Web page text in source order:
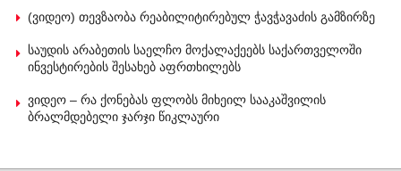
(ვიდეო) თევზაობა რეაბილიტირებულ ჭავჭავაძის გამზირზე
საუდის არაბეთის საელჩო მოქალაქეებს საქართველოში
ინვესტირების შესახებ აფრთხილებს
ვიდეო – რა ქონებას ფლობს მიხეილ სააკაშვილის
ბრალმდებელი ჯარჯი წიკლაური